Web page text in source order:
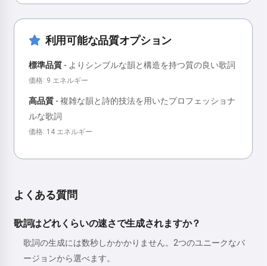
利用可能な品質オプション
標準品質 - よりシンプルな韻と構造を持つ質の良い歌詞
価格: 9 エネルギー
高品質 - 複雑な韻と詩的技法を用いたプロフェッショナ
ルな歌詞
価格: 14 エネルギー
よくある質問
歌詞はどれくらいの速さで生成されますか？
歌詞の生成には数秒しかかかりません。2つのユニークなバ
ージョンから選べます。